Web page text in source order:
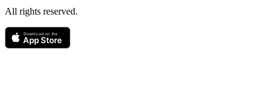
All rights reserved.